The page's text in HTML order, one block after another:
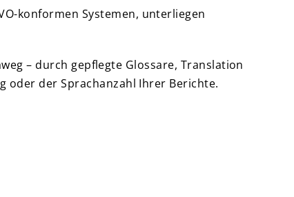
konformen Systemen, unterliegen
– durch gepflegte Glossare, Translation
oder der Sprachanzahl Ihrer Berichte.